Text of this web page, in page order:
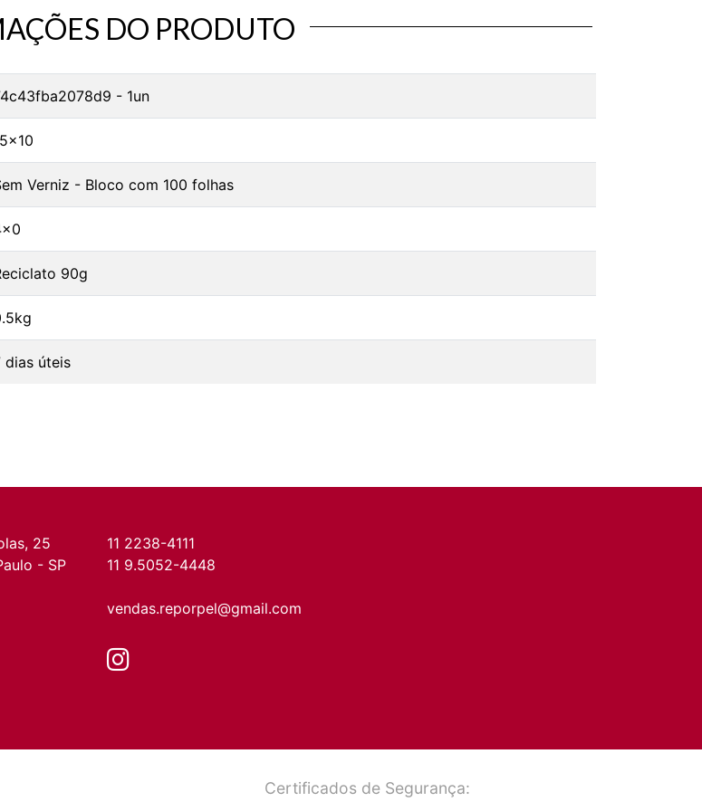
DO PRODUTO
- 1un
Verniz - Bloco com 100 folhas
90g
dias úteis
25
- SP
11 2238-4111
11 9.5052-4448
vendas.reporpel@gmail.com
Certificados de Segurança: